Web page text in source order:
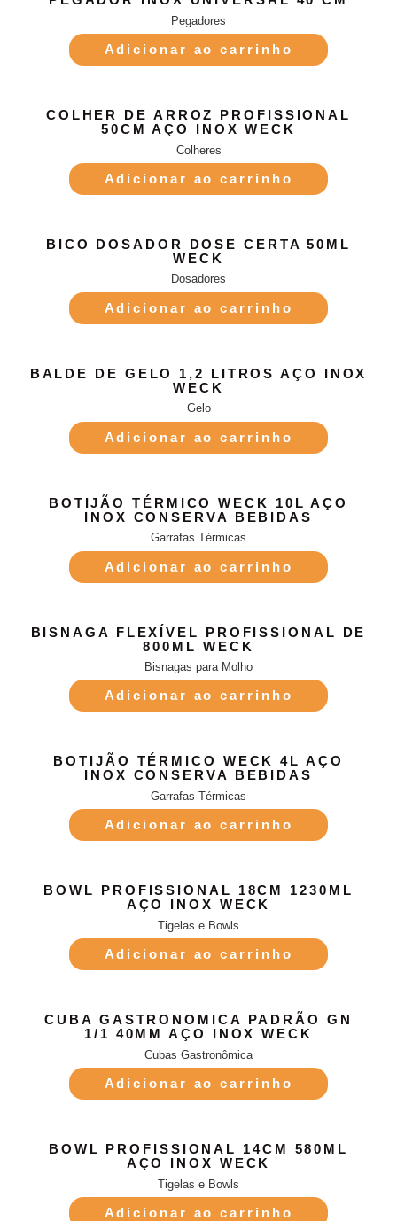
Pegadores
Adicionar ao carrinho
COLHER DE ARROZ PROFISSIONAL
50CM AÇO INOX WECK
Colheres
Adicionar ao carrinho
BICO DOSADOR DOSE CERTA 50ML
WECK
Dosadores
Adicionar ao carrinho
BALDE DE GELO 1,2 LITROS AÇO INOX
WECK
Gelo
Adicionar ao carrinho
BOTIJÃO TÉRMICO WECK 10L AÇO
INOX CONSERVA BEBIDAS
Garrafas Térmicas
Adicionar ao carrinho
BISNAGA FLEXÍVEL PROFISSIONAL DE
800ML WECK
Bisnagas para Molho
Adicionar ao carrinho
BOTIJÃO TÉRMICO WECK 4L AÇO
INOX CONSERVA BEBIDAS
Garrafas Térmicas
Adicionar ao carrinho
BOWL PROFISSIONAL 18CM 1230ML
AÇO INOX WECK
Tigelas e Bowls
Adicionar ao carrinho
CUBA GASTRONOMICA PADRÃO GN
1/1 40MM AÇO INOX WECK
Cubas Gastronômica
Adicionar ao carrinho
BOWL PROFISSIONAL 14CM 580ML
AÇO INOX WECK
Tigelas e Bowls
Adicionar ao carrinho